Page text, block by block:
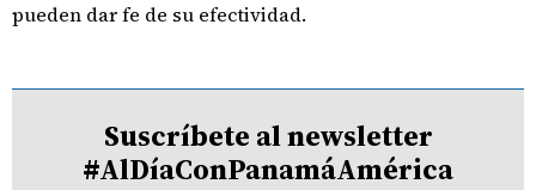
pueden dar fe de su efectividad.
Suscríbete al newsletter
#AlDíaConPanamáAmérica